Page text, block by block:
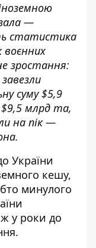
—
статистика
зростання:
суму $5,9
млрд та,
на пік —
України
кешу,
минулого
у роки до